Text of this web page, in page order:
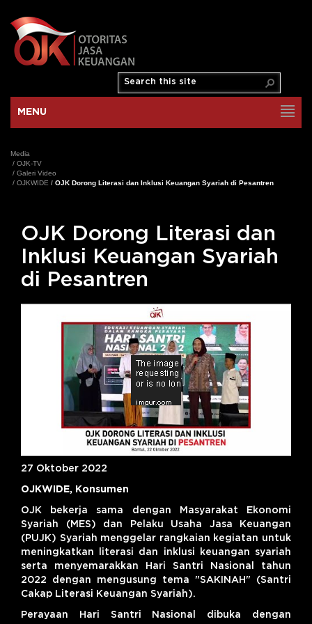
MENU
Media
/ OJK-TV
/ Galeri Video
/ OJKWIDE / OJK Dorong Literasi dan Inklusi Keuangan Syariah di Pesantren
OJK Dorong Literasi dan
Inklusi Keuangan Syariah
di Pesantren
27 Oktober 2022
OJKWIDE, Konsumen
OJK bekerja sama dengan Masyarakat Ekonomi
Syariah (MES) dan Pelaku Usaha Jasa Keuangan
(PUJK) Syariah menggelar rangkaian kegiatan untuk
meningkatkan literasi dan inklusi keuangan syariah
serta menyemarakkan Hari Santri Nasional tahun
2022 dengan mengusung tema "SAKINAH" (Santri
Cakap Literasi Keuangan Syariah).
Perayaan Hari Santri Nasional dibuka dengan